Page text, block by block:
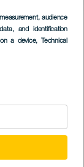
audience
and identification
a device, Technical